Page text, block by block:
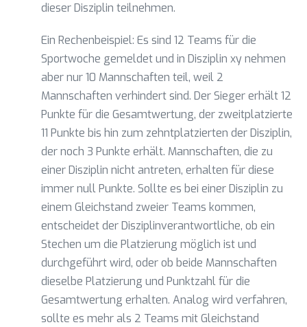
dieser Disziplin teilnehmen.
Ein Rechenbeispiel: Es sind 12 Teams für die
Sportwoche gemeldet und in Disziplin xy nehmen
aber nur 10 Mannschaften teil, weil 2
Mannschaften verhindert sind. Der Sieger erhält 12
Punkte für die Gesamtwertung, der zweitplatzierte
11 Punkte bis hin zum zehntplatzierten der Disziplin,
der noch 3 Punkte erhält. Mannschaften, die zu
einer Disziplin nicht antreten, erhalten für diese
immer null Punkte. Sollte es bei einer Disziplin zu
einem Gleichstand zweier Teams kommen,
entscheidet der Disziplinverantwortliche, ob ein
Stechen um die Platzierung möglich ist und
durchgeführt wird, oder ob beide Mannschaften
dieselbe Platzierung und Punktzahl für die
Gesamtwertung erhalten. Analog wird verfahren,
sollte es mehr als 2 Teams mit Gleichstand